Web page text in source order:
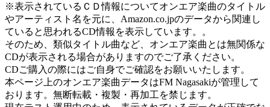
※表示されているＣＤ情報についてオンエア楽曲のタイトル
やアーティスト名を元に、Amazon.co.jpのデータから関連し
ていると思われるCD情報を表示しています。。
そのため、類似タイトル曲など、オンエア楽曲とは無関係な
CDが表示される場合がありますのでご了承ください。
CDご購入の際にはご自身でご確認をお願いいたします。
本ページ上のオンエア楽曲データはFM Nagasakiが管理して
おります。無断転載・複製・再加工を禁じます。